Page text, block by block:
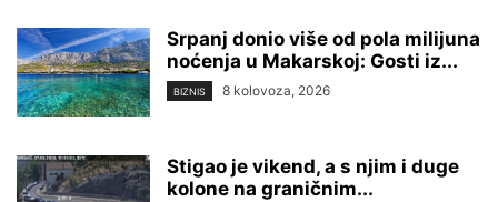
Srpanj donio više od pola milijuna
noćenja u Makarskoj: Gosti iz...
BIZNIS 8 kolovoza, 2026
Stigao je vikend, a s njim i duge
kolone na graničnim...